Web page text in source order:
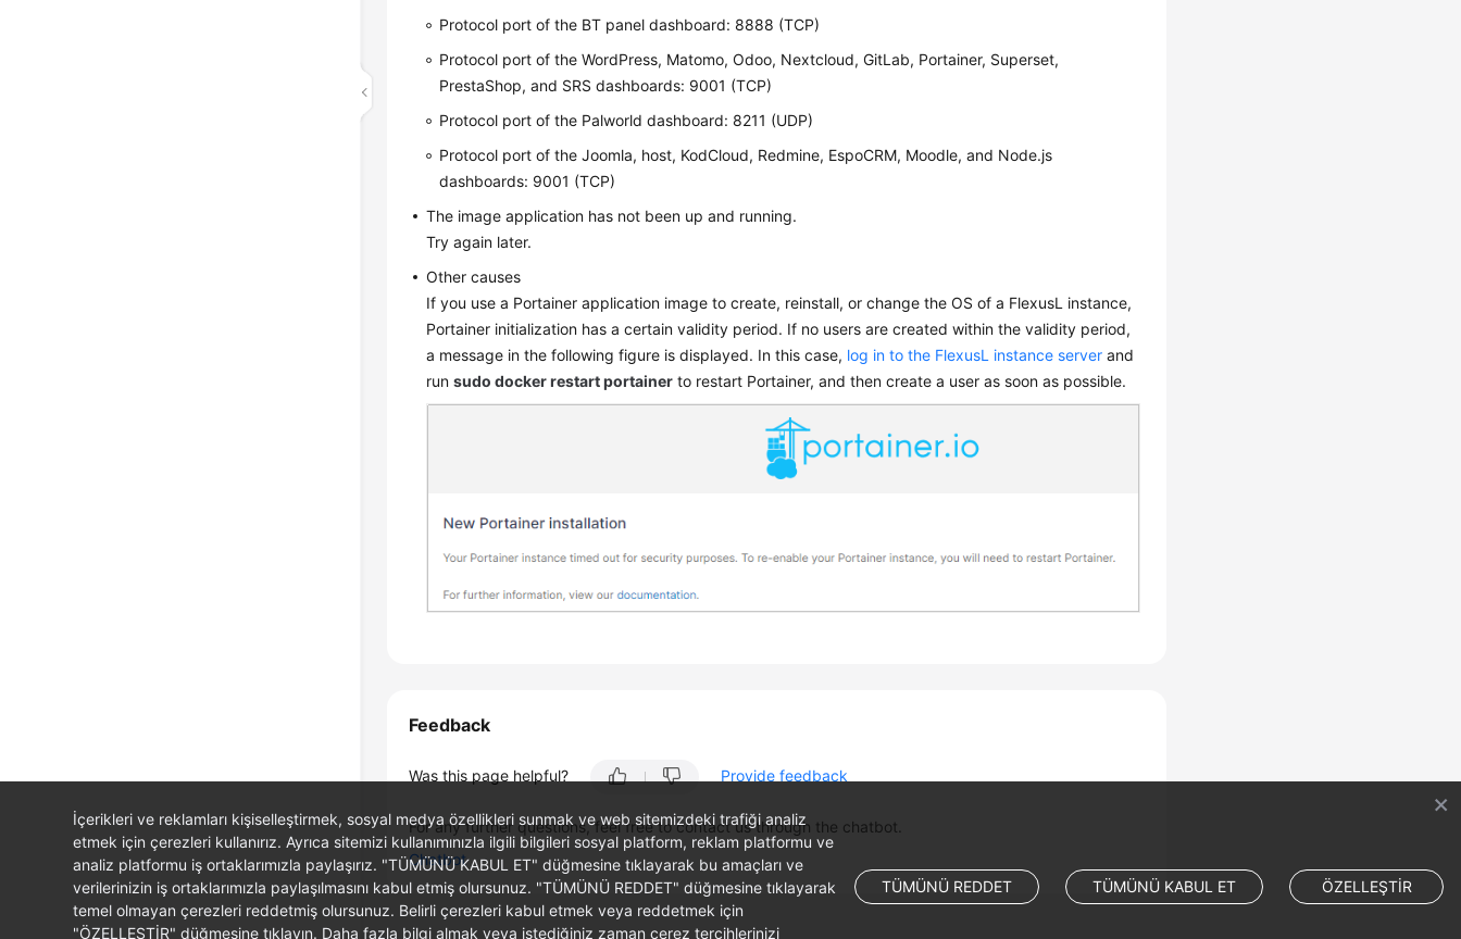
Protocol port of the BT panel dashboard: 8888 (TCP)
Protocol port of the WordPress, Matomo, Odoo, Nextcloud, GitLab, Portainer, Superset,
PrestaShop, and SRS dashboards: 9001 (TCP)
Protocol port of the Palworld dashboard: 8211 (UDP)
Protocol port of the Joomla, host, KodCloud, Redmine, EspoCRM, Moodle, and Node.js
dashboards: 9001 (TCP)
The image application has not been up and running.
Try again later.
Other causes
If you use a Portainer application image to create, reinstall, or change the OS of a FlexusL instance,
Portainer initialization has a certain validity period. If no users are created within the validity period,
a message in the following figure is displayed. In this case, log in to the FlexusL instance server and
runsudo docker restart portainer to restart Portainer, and then create a user as soon as possible.
Feedback
Was this page helpful? Provide feedback
For any further questions, feel free to contact us through the chatbot.
Chatbot
İçerikleri ve reklamları kişiselleştirmek, sosyal medya özellikleri sunmak ve web sitemizdeki trafiği analiz
etmek için çerezleri kullanırız. Ayrıca sitemizi kullanımınızla ilgili bilgileri sosyal platform, reklam platformu ve
analiz platformu iş ortaklarımızla paylaşırız. "TÜMÜNÜ KABUL ET" düğmesine tıklayarak bu amaçları ve
verilerinizin iş ortaklarımızla paylaşılmasını kabul etmiş olursunuz. "TÜMÜNÜ REDDET" düğmesine tıklayarak
temel olmayan çerezleri reddetmiş olursunuz. Belirli çerezleri kabul etmek veya reddetmek için
"ÖZELLEŞTİR" düğmesine tıklayın. Daha fazla bilgi almak veya istediğiniz zaman çerez tercihlerinizi
TÜMÜNÜ REDDET TÜMÜNÜ KABUL ET ÖZELLEŞTİR